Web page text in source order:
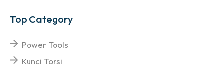
Top Category
Power Tools
Kunci Torsi